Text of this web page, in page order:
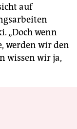
auf
„Doch wenn
werden wir den
wissen wir ja,